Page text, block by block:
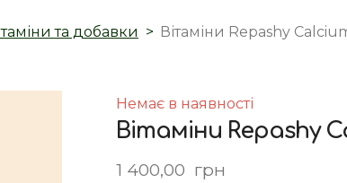
та добавки Вітаміни Repashy
Немає в наявності
Вітаміни Repashy
1 400,00  грн